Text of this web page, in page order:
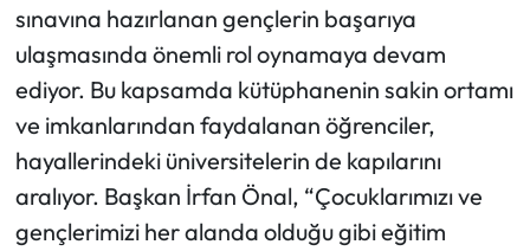
sınavına hazırlanan gençlerin başarıya
ulaşmasında önemli rol oynamaya devam
ediyor. Bu kapsamda kütüphanenin sakin ortamı
ve imkanlarından faydalanan öğrenciler,
hayallerindeki üniversitelerin de kapılarını
aralıyor. Başkan İrfan Önal, “Çocuklarımızı ve
gençlerimizi her alanda olduğu gibi eğitim